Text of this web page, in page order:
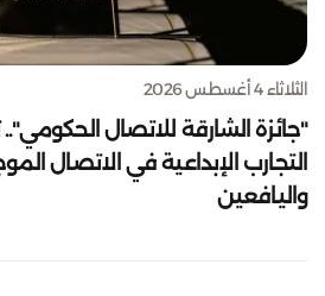
الثلاثاء 4 أغسطس 2026
"جائزة الشارقة للاتصال
التجارب الإبداعية في الاتصال
واليافعين